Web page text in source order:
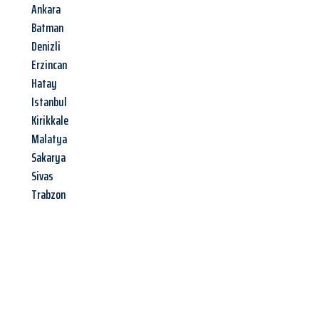
Ankara
Batman
Denizli
Erzincan
Hatay
Istanbul
Kirikkale
Malatya
Sakarya
Sivas
Trabzon